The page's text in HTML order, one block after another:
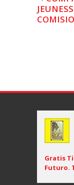
Gratis
Futuro.